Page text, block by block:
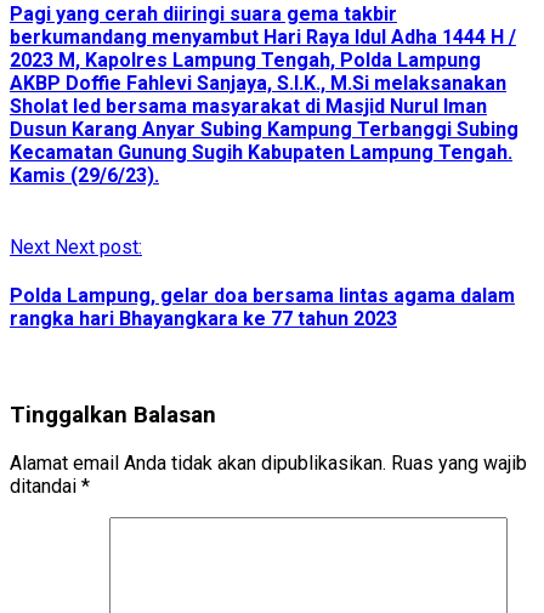
Pagi yang cerah diiringi suara gema takbir
berkumandang menyambut Hari Raya Idul Adha 1444 H /
2023 M, Kapolres Lampung Tengah, Polda Lampung
AKBP Doffie Fahlevi Sanjaya, S.I.K., M.Si melaksanakan
Sholat Ied bersama masyarakat di Masjid Nurul Iman
Dusun Karang Anyar Subing Kampung Terbanggi Subing
Kecamatan Gunung Sugih Kabupaten Lampung Tengah.
Kamis (29/6/23).
Next Next post:
Polda Lampung, gelar doa bersama lintas agama dalam
rangka hari Bhayangkara ke 77 tahun 2023
Tinggalkan Balasan
Alamat email Anda tidak akan dipublikasikan. Ruas yang wajib
ditandai *